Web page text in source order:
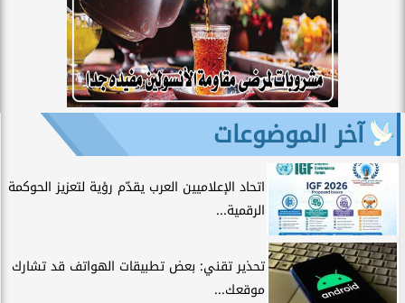
آخر الموضوعات
اتحاد الإعلاميين العرب يقدّم رؤية لتعزيز الحوكمة
الرقمية...
تحذير تقني: بعض تطبيقات الهواتف قد تشارك
موقعك...